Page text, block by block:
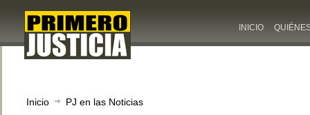
INICIO
Inicio PJ en las Noticias